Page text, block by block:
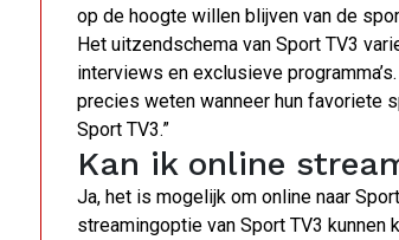
op de hoogte willen blijven van de
Het uitzendschema van Sport TV3
interviews en exclusieve
precies weten wanneer hun favoriete
Sport TV3.”
Kan ik online
Ja, het is mogelijk om online naar
streamingoptie van Sport TV3